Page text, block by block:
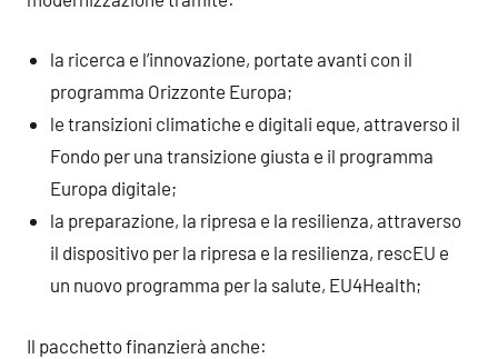
la ricerca e l’innovazione, portate avanti con il
programma Orizzonte Europa;
le transizioni climatiche e digitali eque, attraverso il
Fondo per una transizione giusta e il programma
Europa digitale;
la preparazione, la ripresa e la resilienza, attraverso
il dispositivo per la ripresa e la resilienza, rescEU e
un nuovo programma per la salute, EU4Health;
Il pacchetto finanzierà anche: